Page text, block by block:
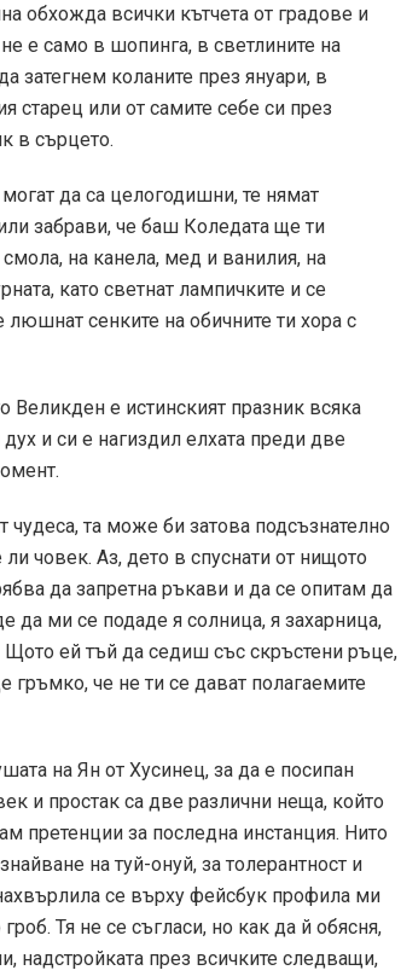
обхожда всички кътчета от градове и
е само в шопинга, в светлините на
затегнем коланите през януари, в
старец или от самите себе си през
в сърцето.
да са целогодишни, те нямат
забрави, че баш Коледата ще ти
на канела, мед и ванилия, на
като светнат лампичките и се
люшнат сенките на обичните ти хора с
Великден е истинският празник всяка
и си е нагиздил елхата преди две
чудеса, та може би затова подсъзнателно
човек. Аз, дето в спуснати от нищото
да запретна ръкави и да се опитам да
да ми се подаде я солница, я захарница,
ей тъй да седиш със скръстени ръце,
че не ти се дават полагаемите
на Ян от Хусинец, за да е посипан
и простак са две различни неща, който
претенции за последна инстанция. Нито
на туй-онуй, за толерантност и
се върху фейсбук профила ми
Тя не се съгласи, но как да й обясня,
надстройката през всичките следващи,